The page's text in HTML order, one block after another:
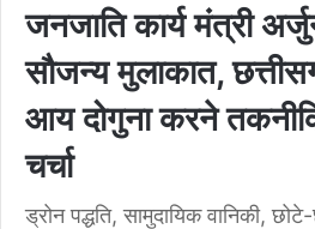
जनजाति कार्य मंत्री
सौजन्य मुलाकात,
आय दोगुना करने
चर्चा
ड्रोन पद्धति, सामुदायिक वानिकी,